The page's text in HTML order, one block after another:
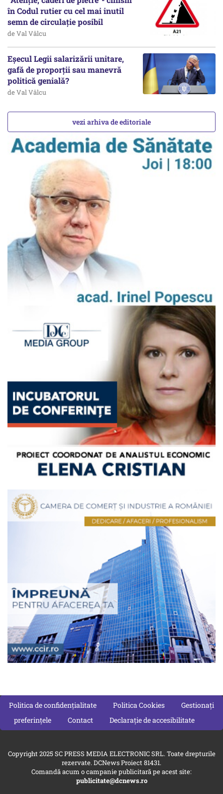
în Codul rutier cu cel mai inutil
semn de circulație posibil
de Val Vâlcu
Eșecul Legii salarizării unitare,
gafă de proporții sau manevră
politică genială?
de Val Vâlcu
vezi arhiva de editoriale
Politica de confidențialitate Politica Cookies
Gestionați
preferințele
Contact Declarație de accesibilitate
Copyright 2025 SC PRESS MEDIA ELECTRONIC SRL. Toate drepturile
rezervate. DCNews Proiect 81431.
Comandă acum o campanie publicitară pe acest site:
publicitate@dcnews.ro